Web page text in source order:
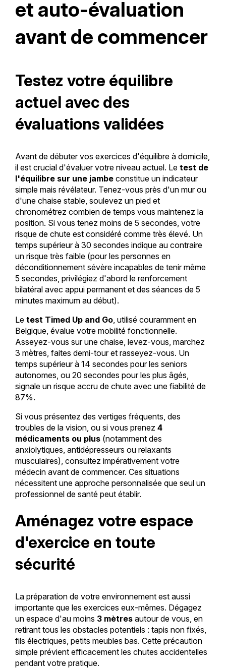
et auto-évaluation
avant de commencer
Testez votre équilibre
actuel avec des
évaluations validées
Avant de débuter vos exercices d'équilibre à domicile,
il est crucial d'évaluer votre niveau actuel. Le test de
l'équilibre sur une jambeconstitue un indicateur
simple mais révélateur. Tenez-vous près d'un mur ou
d'une chaise stable, soulevez un pied et
chronométrez combien de temps vous maintenez la
position. Si vous tenez moins de 5 secondes, votre
risque de chute est considéré comme très élevé. Un
temps supérieur à 30 secondes indique au contraire
un risque très faible (pour les personnes en
déconditionnement sévère incapables de tenir même
5 secondes, privilégiez d'abord le renforcement
bilatéral avec appui permanent et des séances de 5
minutes maximum au début).
Le test Timed Up and Go, utilisé couramment en
Belgique, évalue votre mobilité fonctionnelle.
Asseyez-vous sur une chaise, levez-vous, marchez
3 mètres, faites demi-tour et rasseyez-vous. Un
temps supérieur à 14 secondes pour les seniors
autonomes, ou 20 secondes pour les plus âgés,
signale un risque accru de chute avec une fiabilité de
87%.
Si vous présentez des vertiges fréquents, des
troubles de la vision, ou si vous prenez 4
médicaments ou plus(notamment des
anxiolytiques, antidépresseurs ou relaxants
musculaires), consultez impérativement votre
médecin avant de commencer. Ces situations
nécessitent une approche personnalisée que seul un
professionnel de santé peut établir.
Aménagez votre espace
d'exercice en toute
sécurité
La préparation de votre environnement est aussi
importante que les exercices eux-mêmes. Dégagez
un espace d'au moins 3 mètresautour de vous, en
retirant tous les obstacles potentiels : tapis non fixés,
fils électriques, petits meubles bas. Cette précaution
simple prévient efficacement les chutes accidentelles
pendant votre pratique.